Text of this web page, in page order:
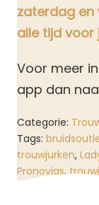
zaterdag en
alle tijd voor
Voor meer
app dan
Categorie:
Tags:
trouwjurken,
Pronovias,